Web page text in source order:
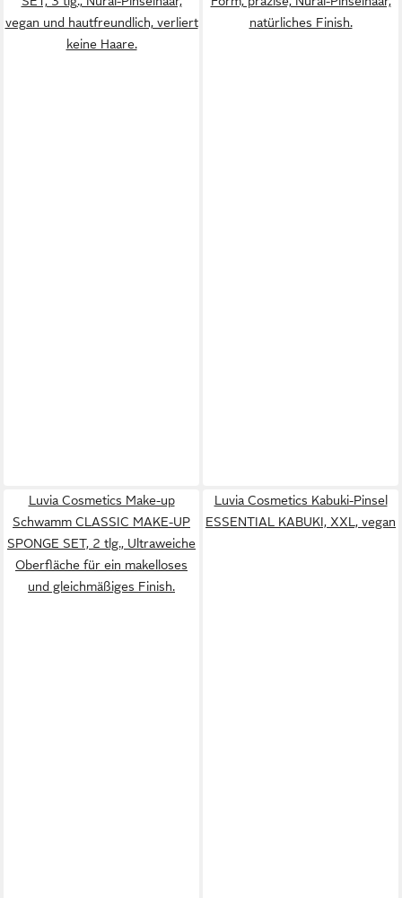
vegan und hautfreundlich, verliert
keine Haare.
natürliches Finish.
Luvia Cosmetics Make-up
Schwamm CLASSIC MAKE-UP
SPONGE SET, 2 tlg., Ultraweiche
Oberfläche für ein makelloses
und gleichmäßiges Finish.
Luvia Cosmetics Kabuki-Pinsel
ESSENTIAL KABUKI, XXL, vegan